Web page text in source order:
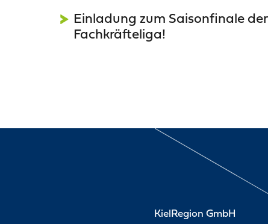
Einladung zum Saisonfinale der
Fachkräfteliga!
KielRegion GmbH